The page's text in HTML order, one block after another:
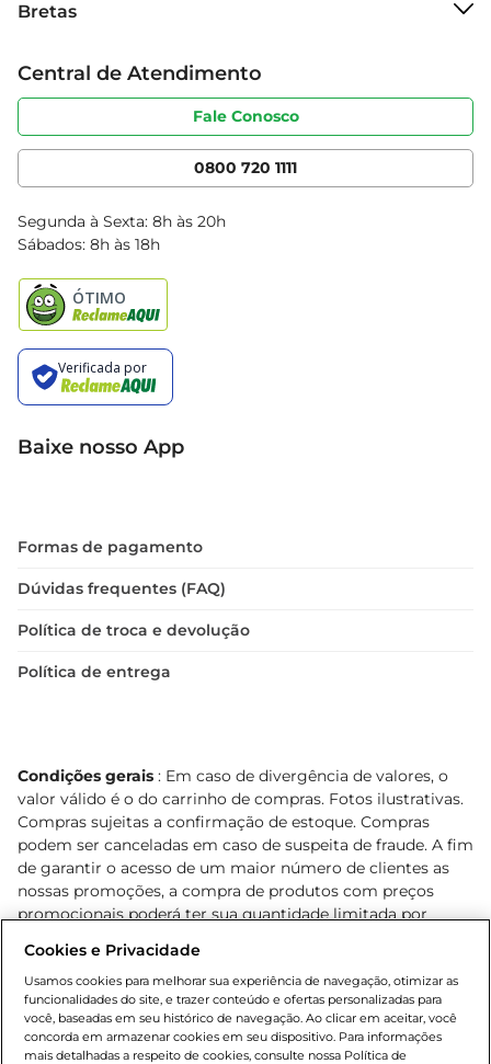
Grupo Cencosud
Sobre privacidade
Portal do fornecedor
Cencosud Media
Bretas
Produtos Bretas
Código de ética
Serviços
Clube Bretas
Blog Bretas
Black Friday
Central de Atendimento
Fale Conosco
0800 720 1111
Segunda à Sexta: 8h às 20h
Sábados: 8h às 18h
Baixe nosso App
Formas de pagamento
Dúvidas frequentes (FAQ)
Política de troca e devolução
Política de entrega
Condições gerais : Em caso de divergência de valores, o
valor válido é o do carrinho de compras. Fotos ilustrativas.
Compras sujeitas a confirmação de estoque. Compras
podem ser canceladas em caso de suspeita de fraude. A fim
de garantir o acesso de um maior número de clientes as
nossas promoções, a compra de produtos com preços
promocionais poderá ter sua quantidade limitada por
o e-commerce e válidos durante o dia de hoje, podendo
sofrer alterações sem prévia notificação. Proibida a venda
de bebidas alcoólicas para menores de 18 anos, conforme
Lei n.º 8069/90, art. 81, inciso II (Estatuto da Criança e do
Adolescente). Preços e condições exclusivos para o
Cookies e Privacidade
Usamos cookies para melhorar sua experiência de navegação, otimizar as
funcionalidades do site, e trazer conteúdo e ofertas personalizadas para
você, baseadas em seu histórico de navegação. Ao clicar em aceitar, você
concorda em armazenar cookies em seu dispositivo. Para informações
mais detalhadas a respeito de cookies, consulte nossa Política de